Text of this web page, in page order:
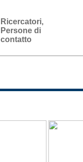
Ricercatori,
Persone di
contatto